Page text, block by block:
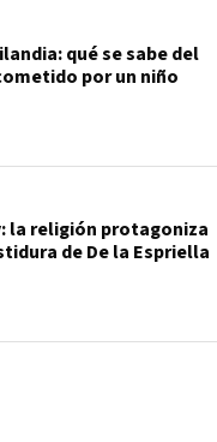
qué se sabe del
por un niño
la religión protagoniza
de De la Espriella